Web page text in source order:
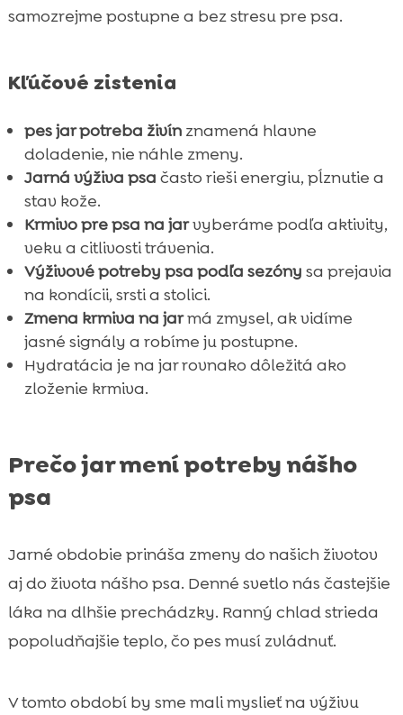
samozrejme postupne a bez stresu pre psa.
Kľúčové zistenia
pes jar potreba živínznamená hlavne
doladenie, nie náhle zmeny.
Jarná výživa psa často rieši energiu, pĺznutie a
stav kože.
Krmivo pre psa na jarvyberáme podľa aktivity,
veku a citlivosti trávenia.
Výživové potreby psa podľa sezóny sa prejavia
na kondícii, srsti a stolici.
Zmena krmiva na jarmá zmysel, ak vidíme
jasné signály a robíme ju postupne.
Hydratácia je na jar rovnako dôležitá ako
zloženie krmiva.
Prečo jar mení potreby nášho
psa
Jarné obdobie prináša zmeny do našich životov
aj do života nášho psa. Denné svetlo nás častejšie
láka na dlhšie prechádzky. Ranný chlad strieda
popoludňajšie teplo, čo pes musí zvládnuť.
V tomto období by sme mali myslieť na výživu